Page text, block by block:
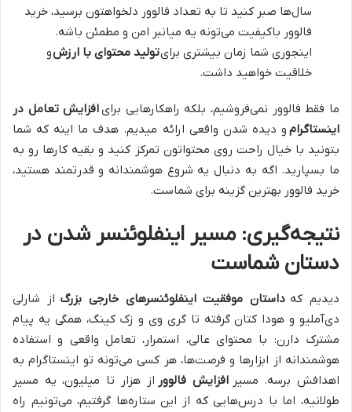
سال‌ها صبر کنید تا به تعداد فالوور دلخواهتون برسید، خرید
فالوور باکیفیت می‌تونه یه میانبر امن و مطمئن باشه.
اینجوری شما زمان بیشتری برایتولید محتوای با ارزشو
خلاقیت خواهید داشت.
ما فقط فالوور نمی‌فروشیم، بلکه راهکارهایی برایافزایش تعامل در
اینستاگرام و دیده شدن واقعی ارائه میدیم. هدف ما اینه که شما
بتونید با خیال راحت روی محتواتون تمرکز کنید و بقیه کارها رو به
ما بسپارید. اگه به دنبال یه شروع هوشمندانه و قدرتمند هستید،
خريد فالوور بهترین گزینه برای شماست.
نتیجه‌گیری: مسیر اینفلوئنسر شدن در
دستان شماست
دیدیم که داستان موفقیت اینفلوئنسرهای خارجی بزرگ از شارلی
دی‌آملیو و هودا کتان گرفته تا گری وی و زک کینگ، همگی یه پیام
مشترک دارن: با محتوای عالی، استمرار، تعامل واقعی و استفاده
هوشمندانه از ابزارها و فرصت‌ها، هر کسی می‌تونه تو اینستاگرام به
اهدافش برسه. مسیر افزایش فالوور از هزار تا میلیون، یه مسیر
طولانیه، اما با درس‌هایی که از این ستاره‌ها گرفتیم، می‌تونیم راه